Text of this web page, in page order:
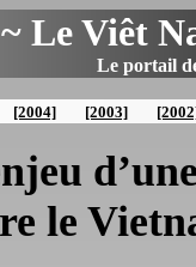
~ Le Viêt
Le portail
[2004] [2003]
le